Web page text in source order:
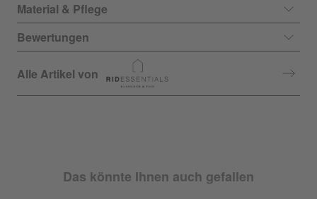
Material & Pflege
Bewertungen
Alle Artikel von
Das könnte Ihnen auch gefallen